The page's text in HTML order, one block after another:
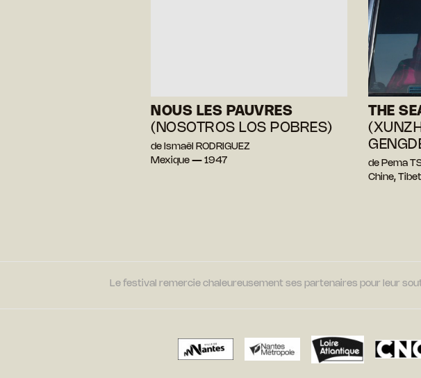
NOUS LES PAUVRES
(NOSOTROS LOS POBRES)
de Ismaël RODRIGUEZ
Mexique — 1947
THE
de Pema
Chine,
Le festival remercie chaleureusement ses partenaires pour leur